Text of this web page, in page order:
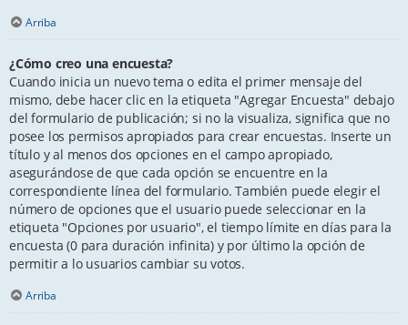
Arriba
¿Cómo creo una encuesta?
Cuando inicia un nuevo tema o edita el primer mensaje del
mismo, debe hacer clic en la etiqueta "Agregar Encuesta" debajo
del formulario de publicación; si no la visualiza, significa que no
posee los permisos apropiados para crear encuestas. Inserte un
título y al menos dos opciones en el campo apropiado,
asegurándose de que cada opción se encuentre en la
correspondiente línea del formulario. También puede elegir el
número de opciones que el usuario puede seleccionar en la
etiqueta "Opciones por usuario", el tiempo límite en días para la
encuesta (0 para duración infinita) y por último la opción de
permitir a lo usuarios cambiar su votos.
Arriba